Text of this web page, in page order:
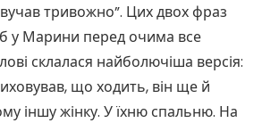
тривожно”. Цих двох фраз
у Марини перед очима все
склалася найболючіша версія:
що ходить, він ще й
іншу жінку. У їхню спальню. На